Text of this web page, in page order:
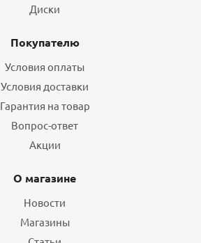
Диски
Покупателю
Условия оплаты
Условия доставки
Гарантия на товар
Вопрос-ответ
Акции
О магазине
Новости
Магазины